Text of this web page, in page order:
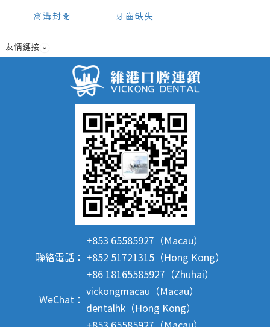
窩溝封閉 牙齒缺失
友情鏈接
聯絡電話：
+853 65585927（Macau）
+852 51721315（Hong Kong）
+86 18165585927（Zhuhai）
WeChat：
vickongmacau（Macau）
dentalhk（Hong Kong）